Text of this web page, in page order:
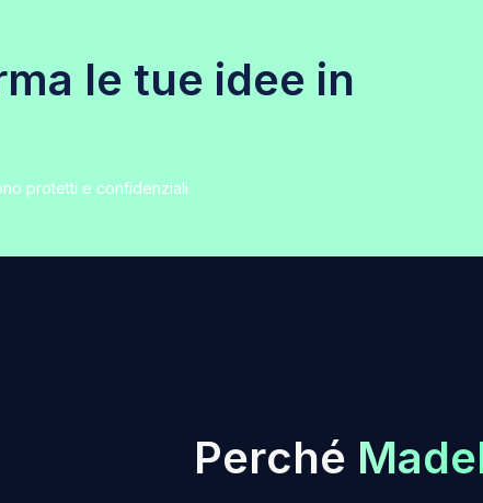
ma le tue idee in
protetti e confidenziali
Perché Made